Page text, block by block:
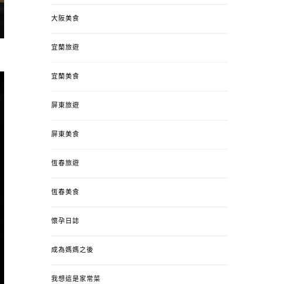
大阪美食
宜蘭旅遊
宜蘭美食
屏東旅遊
屏東美食
恆春旅遊
恆春美食
懷孕日誌
成為媽媽之後
我想這是家常菜